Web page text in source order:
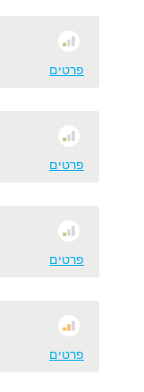
פרטים
פרטים
פרטים
פרטים